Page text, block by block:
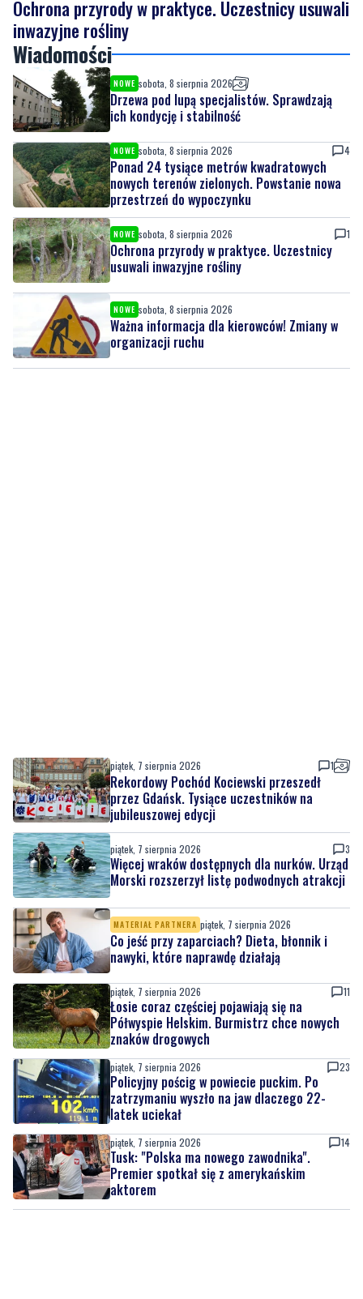
Ochrona przyrody w praktyce. Uczestnicy usuwali
inwazyjne rośliny
Wiadomości
NOWE sobota, 8 sierpnia 2026
Drzewa pod lupą specjalistów. Sprawdzają
ich kondycję i stabilność
NOWE sobota, 8 sierpnia 2026 4
Ponad 24 tysiące metrów kwadratowych
nowych terenów zielonych. Powstanie nowa
przestrzeń do wypoczynku
NOWE sobota, 8 sierpnia 2026 1
Ochrona przyrody w praktyce. Uczestnicy
usuwali inwazyjne rośliny
NOWE sobota, 8 sierpnia 2026
Ważna informacja dla kierowców! Zmiany w
organizacji ruchu
piątek, 7 sierpnia 2026 1
Rekordowy Pochód Kociewski przeszedł
przez Gdańsk. Tysiące uczestników na
jubileuszowej edycji
piątek, 7 sierpnia 2026 3
Więcej wraków dostępnych dla nurków. Urząd
Morski rozszerzył listę podwodnych atrakcji
MATERIAŁ PARTNERA piątek, 7 sierpnia 2026
Co jeść przy zaparciach? Dieta, błonnik i
nawyki, które naprawdę działają
piątek, 7 sierpnia 2026 11
Łosie coraz częściej pojawiają się na
Półwyspie Helskim. Burmistrz chce nowych
znaków drogowych
piątek, 7 sierpnia 2026 23
Policyjny pościg w powiecie puckim. Po
zatrzymaniu wyszło na jaw dlaczego 22-
latek uciekał
piątek, 7 sierpnia 2026 14
Tusk: "Polska ma nowego zawodnika".
Premier spotkał się z amerykańskim
aktorem